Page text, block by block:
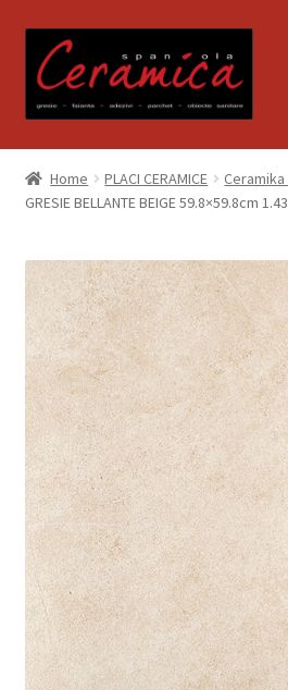
la
navigare
la
conținut
Prima pagină
Blog
Contact
Contul meu
Coș
Despre noi
Informatii
Plata si Livrare
Politică de confidențialitate
Politica de cookie
Home PLACI CERAMICE
GRESIE BELLANTE BEIGE 59.8×59.8cm